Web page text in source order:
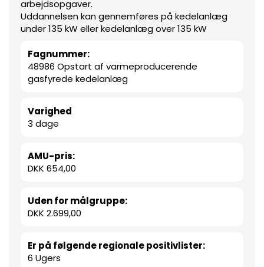
arbejdsopgaver.
Uddannelsen kan gennemføres på kedelanlæg
under 135 kW eller kedelanlæg over 135 kW
Fagnummer:
48986 Opstart af varmeproducerende
gasfyrede kedelanlæg
Varighed
3 dage
AMU-pris:
DKK 654,00
Uden for målgruppe:
DKK 2.699,00
Er på følgende regionale positivlister:
6 Ugers